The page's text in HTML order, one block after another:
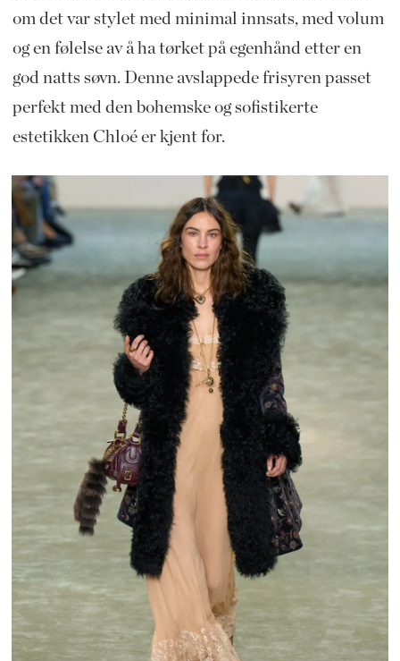
om det var stylet med minimal innsats, med volum
og en følelse av å ha tørket på egenhånd etter en
god natts søvn. Denne avslappede frisyren passet
perfekt med den bohemske og sofistikerte
estetikken Chloé er kjent for.